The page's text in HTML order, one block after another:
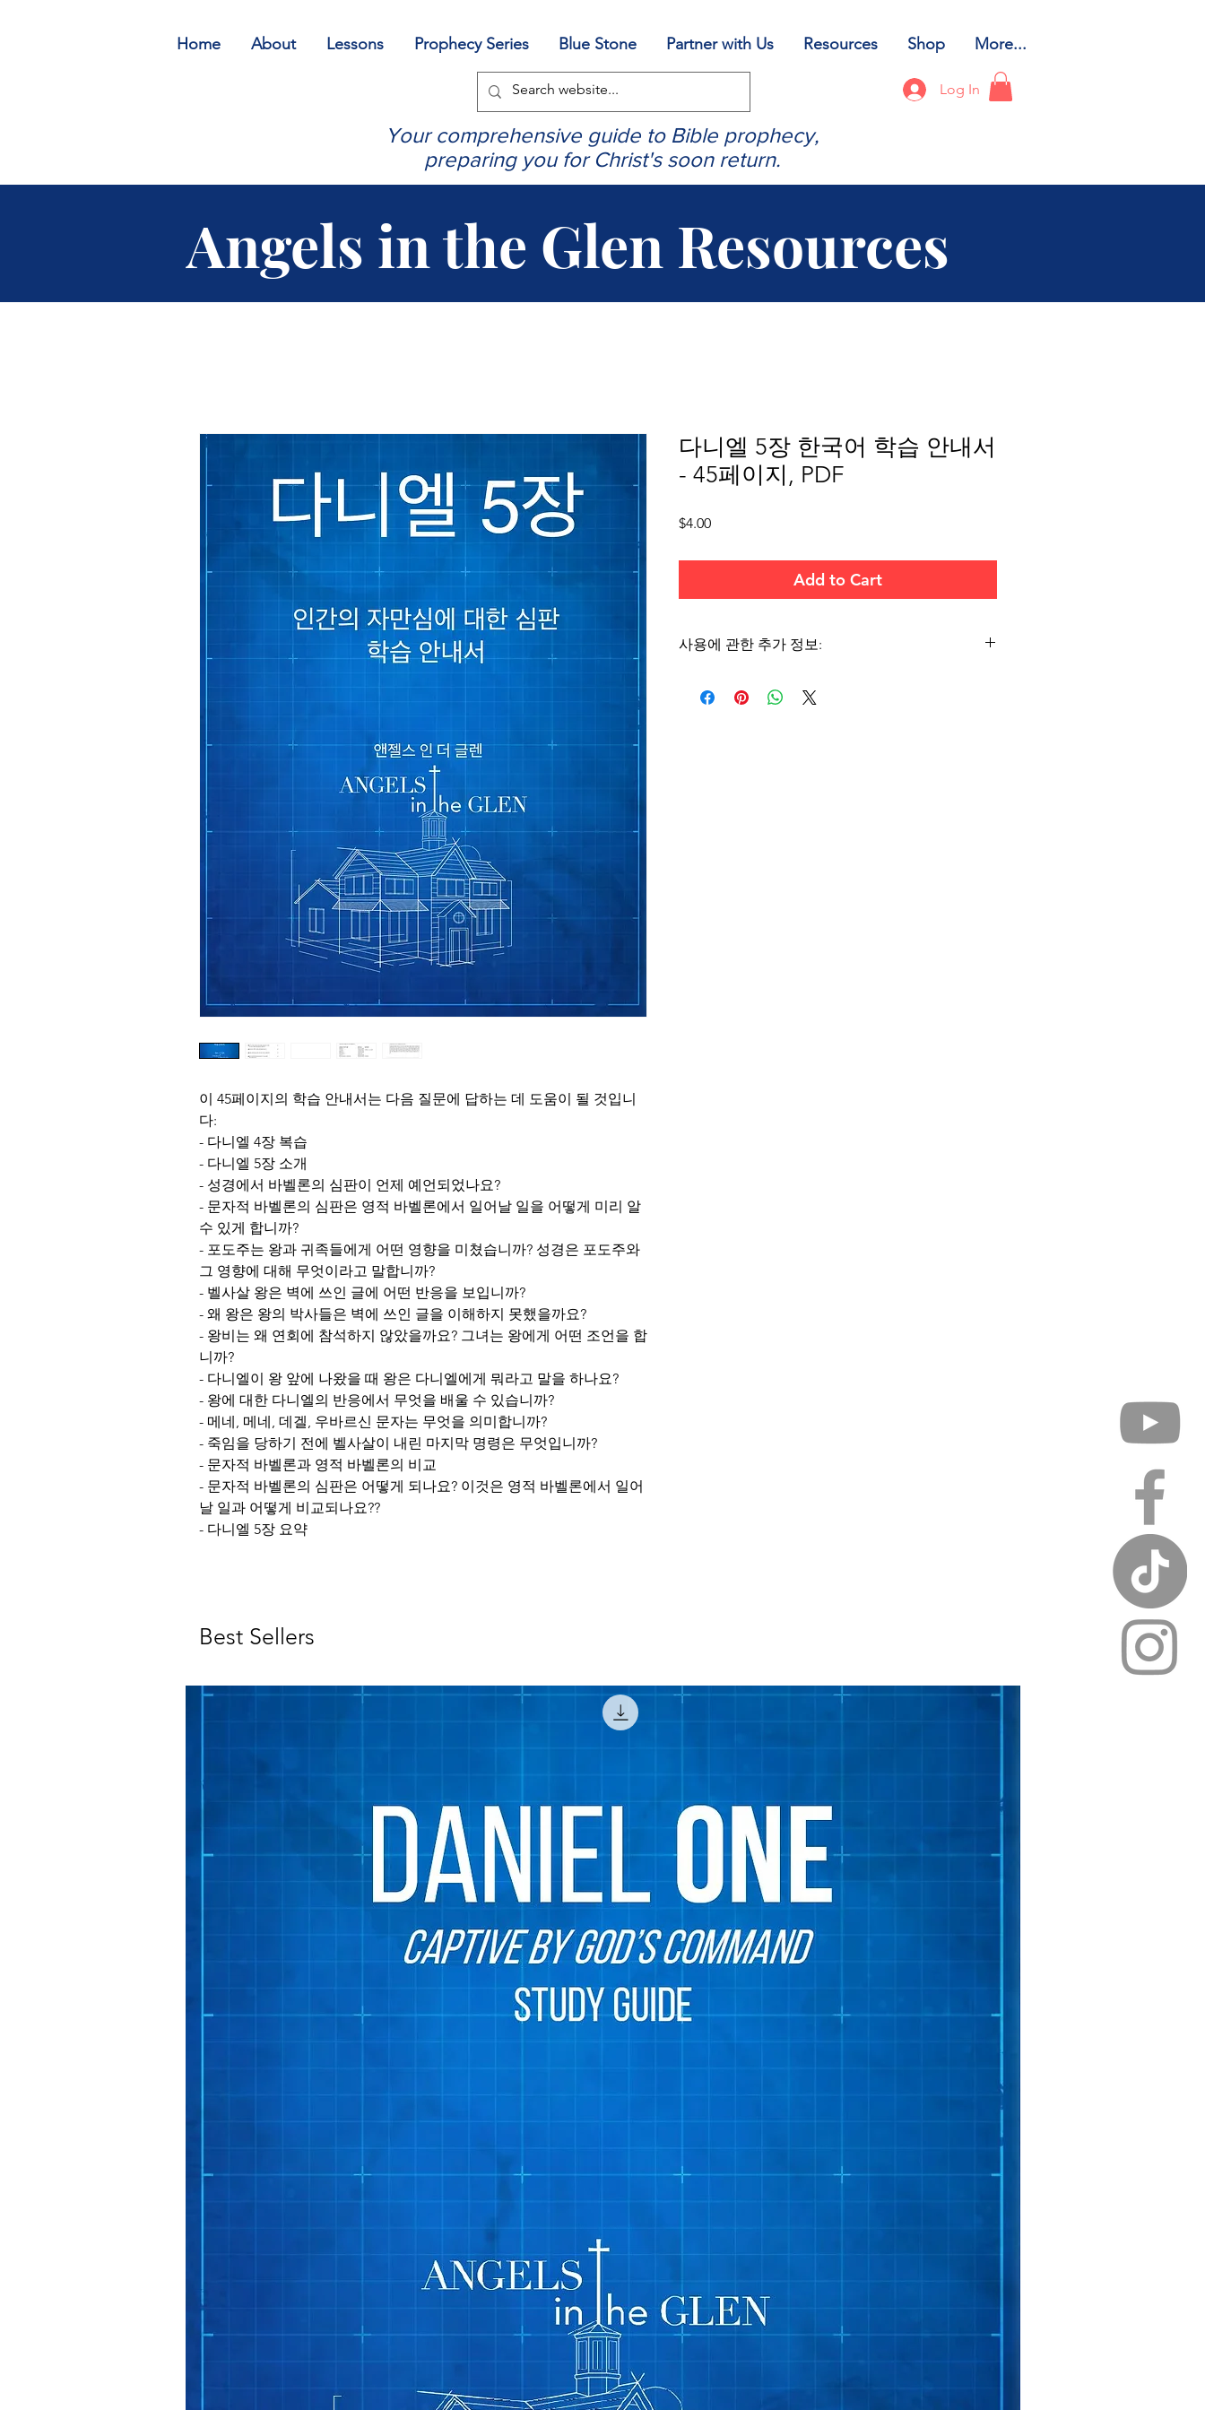
Home About Lessons Prophecy Series Blue Stone Partner with Us Resources Shop More...
Log In
Your comprehensive guide to Bible prophecy,
preparing you for Christ's soon return.
Angels in the Glen Resources
이 45페이지의 학습 안내서는 다음 질문에 답하는 데 도움이 될 것입니
다:
- 다니엘 4장 복습
- 다니엘 5장 소개
- 성경에서 바벨론의 심판이 언제 예언되었나요?
- 문자적 바벨론의 심판은 영적 바벨론에서 일어날 일을 어떻게 미리 알
수 있게 합니까?
- 포도주는 왕과 귀족들에게 어떤 영향을 미쳤습니까? 성경은 포도주와
그 영향에 대해 무엇이라고 말합니까?
- 벨사살 왕은 벽에 쓰인 글에 어떤 반응을 보입니까?
- 왜 왕은 왕의 박사들은 벽에 쓰인 글을 이해하지 못했을까요?
- 왕비는 왜 연회에 참석하지 않았을까요? 그녀는 왕에게 어떤 조언을 합
니까?
- 다니엘이 왕 앞에 나왔을 때 왕은 다니엘에게 뭐라고 말을 하나요?
- 왕에 대한 다니엘의 반응에서 무엇을 배울 수 있습니까?
- 메네, 메네, 데겔, 우바르신 문자는 무엇을 의미합니까?
- 죽임을 당하기 전에 벨사살이 내린 마지막 명령은 무엇입니까?
- 문자적 바벨론과 영적 바벨론의 비교
- 문자적 바벨론의 심판은 어떻게 되나요? 이것은 영적 바벨론에서 일어
날 일과 어떻게 비교되나요??
- 다니엘 5장 요약
다니엘 5장 한국어 학습 안내서
- 45페이지, PDF
$4.00Price
Add to Cart
사용에 관한 추가 정보:
목적으로 합니다. 학습 안내서 전체 또는 일부를 복제, 인
Best Sellers